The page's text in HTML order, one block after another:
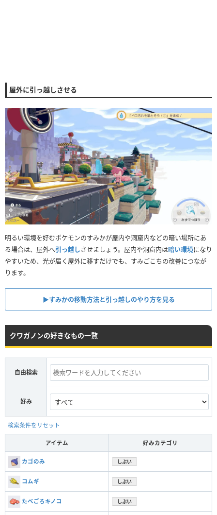
屋外に引っ越しさせる
明るい環境を好むポケモンのすみかが屋内や洞窟内などの暗い場所にあ
る場合は、屋外へ引っ越しさせましょう。屋内や洞窟内は暗い環境になり
やすいため、光が届く屋外に移すだけでも、すみごこちの改善につなが
ります。
▶︎すみかの移動方法と引っ越しのやり方を見る
クワガノンの好きなもの一覧
自由検索
好み
検索条件をリセット
アイテム 好みカテゴリ
カゴのみ しぶい
コムギ しぶい
たべごろキノコ しぶい